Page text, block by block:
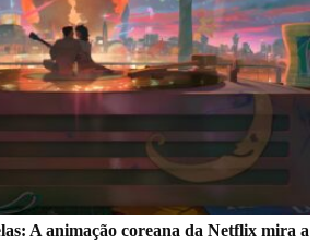
A animação coreana da Netflix mira a